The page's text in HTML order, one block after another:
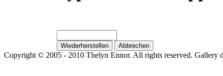
Copyright © 2005 - 2010 Thelyn Ennor. All rights reserved. Gallery